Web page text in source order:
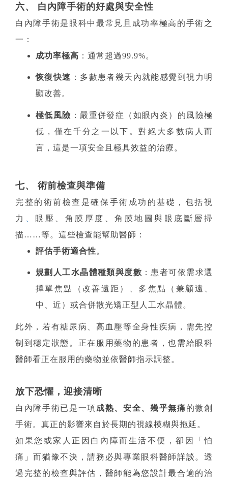
六、 白內障手術的好處與安全性
白內障手術是眼科中最常見且成功率極高的手術之
一：
成功率極高 ：通常超過99.9%。
恢復快速 ：多數患者幾天內就能感覺到視力明
顯改善。
極低風險 ：嚴重併發症（如眼內炎）的風險極
低，僅在千分之一以下。對絕大多數病人而
言，這是一項安全且極具效益的治療。
七、 術前檢查與準備
完整的術前檢查是確保手術成功的基礎，包括視
力
眼壓、角膜厚度、角膜地圖與眼底斷層掃
描……等。這些檢查能幫助醫師：
評估手術適合性。
規劃人工水晶體種類與度數 ：患者可依需求選
擇單焦點（改善遠距）、多焦點（兼顧遠、
中、近）或合併散光矯正型人工水晶體。
此外，若有糖尿病、高血壓等全身性疾病，需先控
制到穩定狀態。正在服用藥物的患者，也需給眼科
醫師看正在服用的藥物並依醫師指示調整。
放下恐懼，迎接清晰
白內障手術已是一項成熟、安全、幾乎無痛的微創
手術。真正的影響來自於長期的視線模糊與拖延。
如果您或家人正因白內障而生活不便，卻因「怕
痛」而猶豫不決，請務必與專業眼科醫師詳談。透
過完整的檢查與評估，醫師能為您設計最合適的治